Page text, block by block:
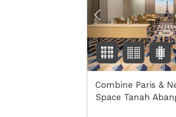
Combine Paris &
Space Tanah